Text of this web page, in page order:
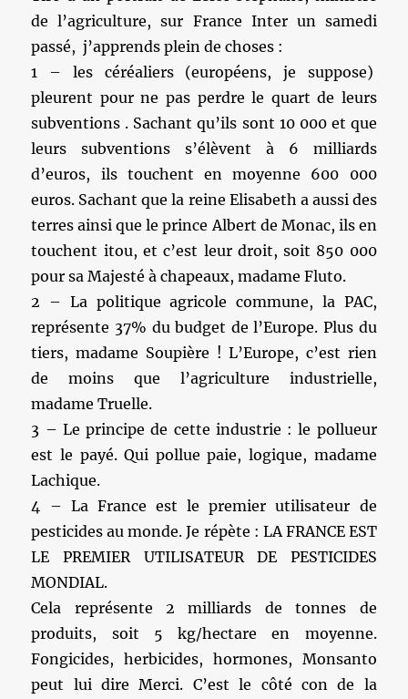
de l’agriculture, sur France Inter un samedi
passé, j’apprends plein de choses :
1 – les céréaliers (européens, je suppose)
pleurent pour ne pas perdre le quart de leurs
subventions . Sachant qu’ils sont 10 000 et que
leurs subventions s’élèvent à 6 milliards
d’euros, ils touchent en moyenne 600 000
euros. Sachant que la reine Elisabeth a aussi des
terres ainsi que le prince Albert de Monac, ils en
touchent itou, et c’est leur droit, soit 850 000
pour sa Majesté à chapeaux, madame Fluto.
2 – La politique agricole commune, la PAC,
représente 37% du budget de l’Europe. Plus du
tiers, madame Soupière ! L’Europe, c’est rien
de moins que l’agriculture industrielle,
madame Truelle.
3 – Le principe de cette industrie : le pollueur
est le payé. Qui pollue paie, logique, madame
Lachique.
4 – La France est le premier utilisateur de
pesticides au monde. Je répète : LA FRANCE EST
LE PREMIER UTILISATEUR DE PESTICIDES
MONDIAL.
Cela représente 2 milliards de tonnes de
produits, soit 5 kg/hectare en moyenne.
Fongicides, herbicides, hormones, Monsanto
peut lui dire Merci. C’est le côté con de la